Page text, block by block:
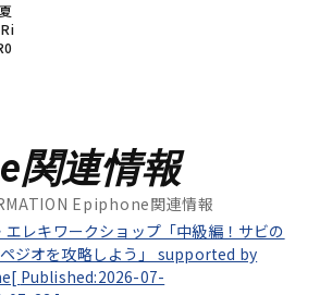
関連情報
Epiphone関連情報
エレキワークショップ「中級編！サビの
ジオを攻略しよう」 supported by
Published:2026-07-